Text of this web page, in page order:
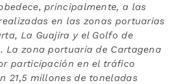
principalmente, a las
en las zonas portuarias
La Guajira y el Golfo de
La zona portuaria de Cartagena
participación en el tráfico
21,5 millones de toneladas